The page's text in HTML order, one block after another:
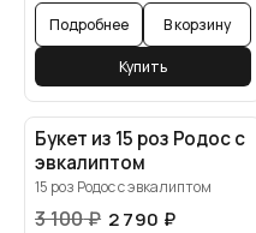
Подробнее В корзину
Купить
Букет из 15 роз Родос с
эвкалиптом
15 роз Родос с эвкалиптом
3 100₽ 2 790 ₽